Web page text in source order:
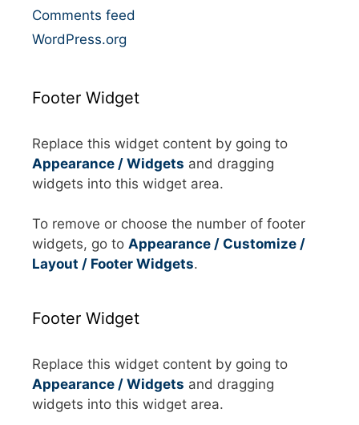
Comments feed
WordPress.org
Footer Widget
Replace this widget content by going to
Appearance / Widgets and dragging
widgets into this widget area.
To remove or choose the number of footer
widgets, go to Appearance / Customize /
Layout / Footer Widgets.
Footer Widget
Replace this widget content by going to
Appearance / Widgets and dragging
widgets into this widget area.